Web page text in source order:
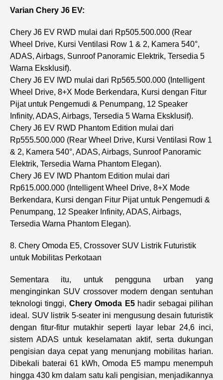
Varian Chery J6 EV:
Chery J6 EV RWD mulai dari Rp505.500.000 (Rear
Wheel Drive, Kursi Ventilasi Row 1 & 2, Kamera 540°,
ADAS, Airbags, Sunroof Panoramic Elektrik, Tersedia 5
Warna Eksklusif).
Chery J6 EV IWD mulai dari Rp565.500.000 (Intelligent
Wheel Drive, 8+X Mode Berkendara, Kursi dengan Fitur
Pijat untuk Pengemudi & Penumpang, 12 Speaker
Infinity, ADAS, Airbags, Tersedia 5 Warna Eksklusif).
Chery J6 EV RWD Phantom Edition mulai dari
Rp555.500.000 (Rear Wheel Drive, Kursi Ventilasi Row 1
& 2, Kamera 540°, ADAS, Airbags, Sunroof Panoramic
Elektrik, Tersedia Warna Phantom Elegan).
Chery J6 EV IWD Phantom Edition mulai dari
Rp615.000.000 (Intelligent Wheel Drive, 8+X Mode
Berkendara, Kursi dengan Fitur Pijat untuk Pengemudi &
Penumpang, 12 Speaker Infinity, ADAS, Airbags,
Tersedia Warna Phantom Elegan).
8. Chery Omoda E5, Crossover SUV Listrik Futuristik
untuk Mobilitas Perkotaan
Sementara itu, untuk pengguna urban yang
menginginkan SUV crossover modern dengan sentuhan
teknologi tinggi, Chery Omoda E5hadir sebagai pilihan
ideal. SUV listrik 5-seater ini mengusung desain futuristik
dengan fitur-fitur mutakhir seperti layar lebar 24,6 inci,
sistem ADAS untuk keselamatan aktif, serta dukungan
pengisian daya cepat yang menunjang mobilitas harian.
Dibekali baterai 61 kWh, Omoda E5 mampu menempuh
hingga 430 km dalam satu kali pengisian, menjadikannya